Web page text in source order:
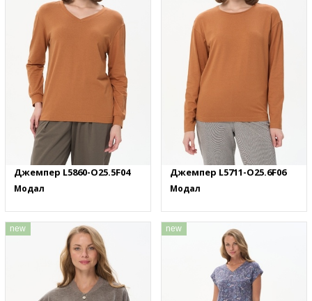
Джемпер L5860-O25.5F04
Модал
Джемпер L5711-O25.6F06
Модал
new new